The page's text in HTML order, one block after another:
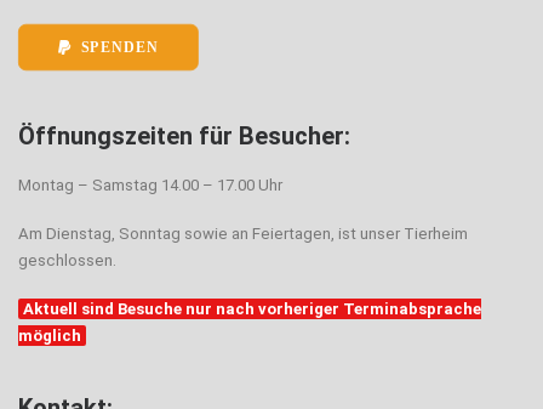
SPENDEN
Öffnungszeiten für Besucher:
Montag – Samstag 14.00 – 17.00 Uhr
Am Dienstag, Sonntag sowie an Feiertagen, ist unser Tierheim
geschlossen.
Aktuell sind Besuche nur nach vorheriger Terminabsprache
möglich